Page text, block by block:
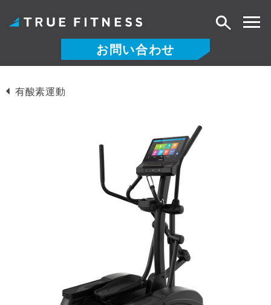
ン
お問い合わせ
検
有酸素運動